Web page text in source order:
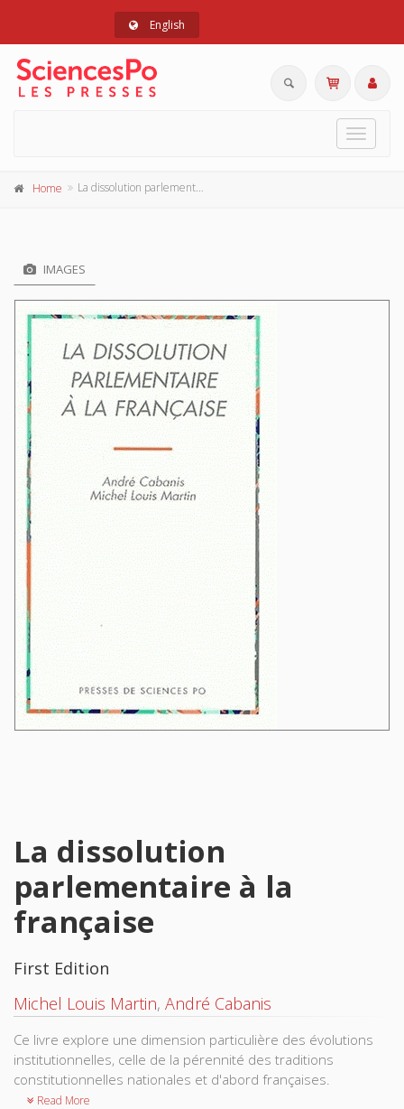
English
Toggle
Home La dissolution parlementaire à la française
IMAGES
La dissolution
parlementaire à la
française
First Edition
Michel Louis Martin, André Cabanis
Ce livre explore une dimension particulière des évolutions
institutionnelles, celle de la pérennité des traditions
constitutionnelles nationales et d'abord françaises.
Read More